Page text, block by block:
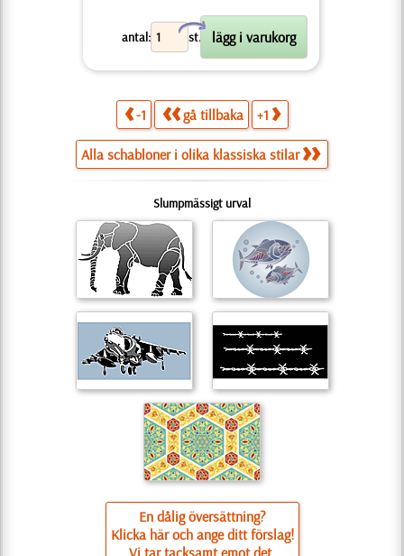
antal: st.
X
-1 gå tillbaka +1
Alla schabloner i olika klassiska stilar
Slumpmässigt urval
En dålig översättning?
Klicka här och ange ditt förslag!